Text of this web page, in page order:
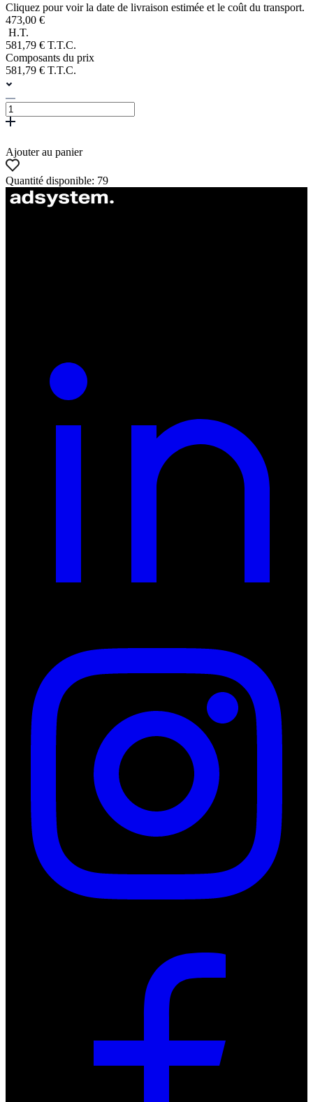
Cliquez pour voir la date de livraison estimée et le coût du transport.
473,00 €
H.T.
581,79 € T.T.C.
Composants du prix
581,79 € T.T.C.
Ajouter au panier
Quantité disponible: 79